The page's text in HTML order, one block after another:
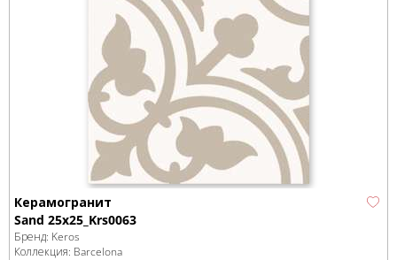
Керамогранит
Sand 25x25_Krs0063
Бренд: Keros
Коллекция: Barcelona